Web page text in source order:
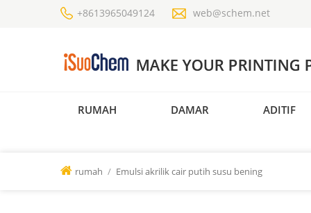
+8613965049124 web@schem.net
RUMAH DAMAR ADITIF
rumah / Emulsi akrilik cair putih susu bening